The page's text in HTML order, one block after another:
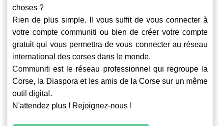
choses ?
Rien de plus simple. Il vous suffit de vous connecter à
votre compte communiti ou bien de créer votre compte
gratuit qui vous permettra de vous connecter au réseau
international des corses dans le monde.
Communiti est le réseau professionnel qui regroupe la
Corse, la Diaspora et les amis de la Corse sur un même
outil digital.
N'attendez plus ! Rejoignez-nous !